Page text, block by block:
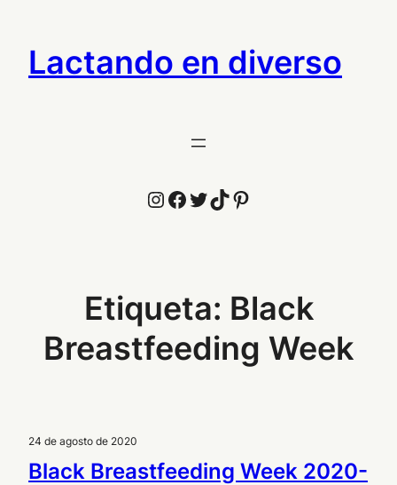
contenido
Lactando en diverso
Instagram
Facebook
Twitter
TikTok
Pinterest
Etiqueta: Black
Breastfeeding Week
24 de agosto de 2020
Black Breastfeeding Week 2020-